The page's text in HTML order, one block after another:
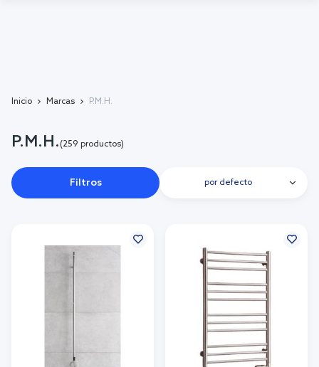
Inicio Marcas P.M.H.
P.M.H. (259 productos)
Filtros por defecto